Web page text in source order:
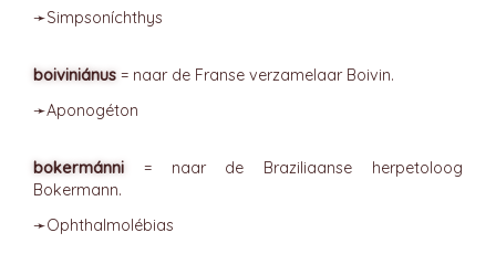
➛Simpsoníchthys
boiviniánus = naar de Franse verzamelaar Boivin.
➛Aponogéton
bokermánni = naar de Braziliaanse herpetoloog
Bokermann.
➛Ophthalmolébias